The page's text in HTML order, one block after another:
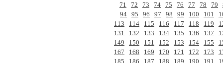
71
72 73 74 75 76 77 78 79
94 95 96 97 98 99 100 101
113
114 115 116 117 118 119
131
132 133 134 135 136 137
149
150 151 152 153 154 155
167
168 169 170 171 172 173
185
186 187 188 189 190 191